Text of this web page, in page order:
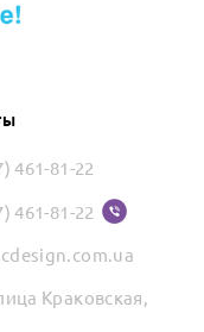
461-81-22
461-81-22
Краковская,